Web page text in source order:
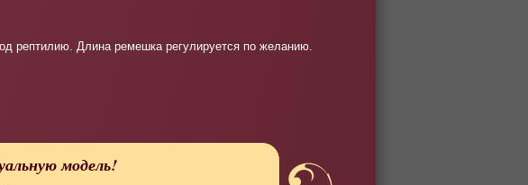
рептилию. Длина ремешка регулируется по желанию.
модель!